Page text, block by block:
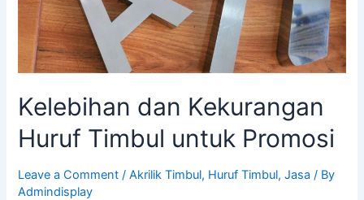
Kelebihan dan Kekurangan
Huruf Timbul untuk Promosi
Leave a Comment /Akrilik Timbul, Huruf Timbul,Jasa / By
Admindisplay